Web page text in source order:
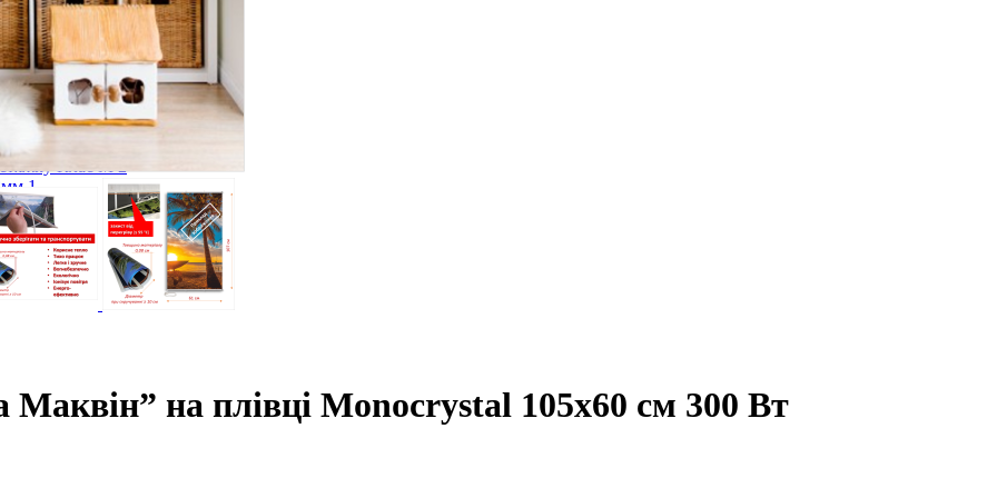
Під плитку. Клас М 1
Клас М 2
1
м.п.)
кабеля
Маквін” на плівці Monocrystal 105x60 см 300 Вт